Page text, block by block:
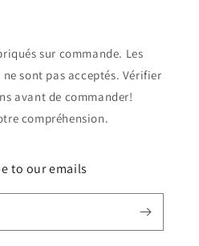
sur commande. Les
sont pas acceptés. Vérifier
avant de commander!
compréhension.
to our emails